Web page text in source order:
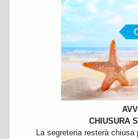
fonda a Sapporo, nel
di Terapia Shiatsu-
fonda a Tokyo l’Istituto
Japan Shiatsu College, e
popolare in Giappone ed
basato su una visione
Nello Shiatsu Namikoshi
percorsi che, pur
meridiani classici,
CHIUSURA
La segreteria resterà